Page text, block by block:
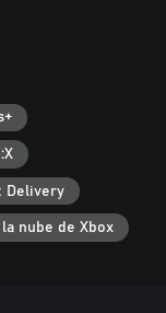
Delivery
nube de Xbox